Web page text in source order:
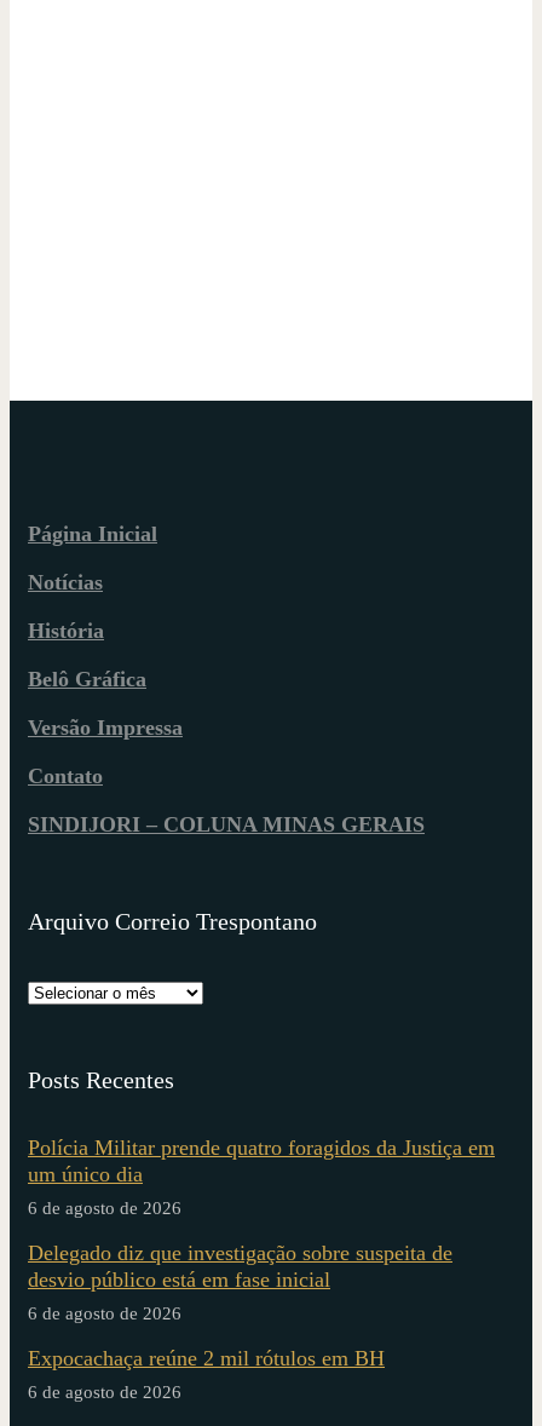
Página Inicial
Notícias
História
Belô Gráfica
Versão Impressa
Contato
SINDIJORI – COLUNA MINAS GERAIS
Arquivo Correio Trespontano
Posts Recentes
Polícia Militar prende quatro foragidos da Justiça em
um único dia
6 de agosto de 2026
Delegado diz que investigação sobre suspeita de
desvio público está em fase inicial
6 de agosto de 2026
Expocachaça reúne 2 mil rótulos em BH
6 de agosto de 2026